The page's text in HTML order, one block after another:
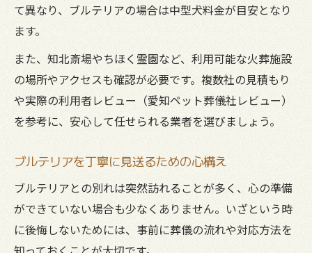
て異なり、ブルテリアの場合は中型犬料金が目安となり
ます。
また、知北斎場やちほく霊園など、利用可能な火葬施設
の場所やアクセスも確認が必要です。複数社の見積もり
や実際の利用者レビュー（愛知ペット葬儀社レビュー）
を参考に、安心して任せられる業者を選びましょう。
ブルテリアを丁寧に見送るための心構え
ブルテリアとの別れは突然訪れることが多く、心の準備
ができていない場合も少なくありません。いざという時
に後悔しないためには、事前に葬儀の流れや対応方法を